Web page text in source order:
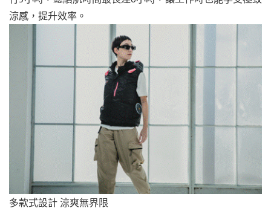
涼感，提升效率。
多款式設計 涼爽無界限